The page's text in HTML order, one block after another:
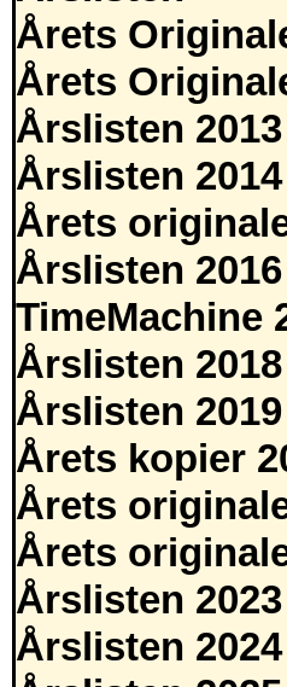
Årets
Årets
Årslisten 2013
Årslisten 2014
Årets
Årslisten 2016
TimeMachine
Årslisten 2018
Årslisten 2019
Årets kopier
Årets
Årets
Årslisten 2023
Årslisten 2024